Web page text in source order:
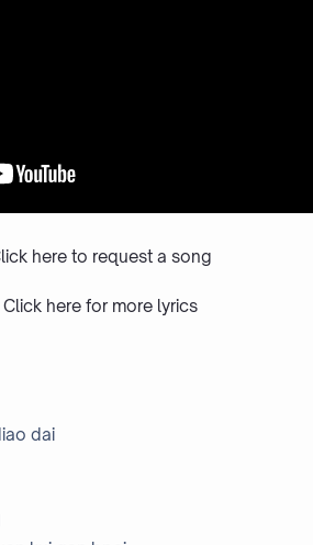
here to request a song
Click here for more lyrics
dai